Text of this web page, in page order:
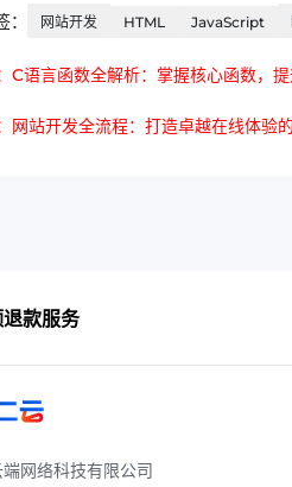
网站开发 HTML JavaScript
C语言函数全解析：掌握核心函数，
网站开发全流程：打造卓越在线体验
款服务
网络科技有限公司